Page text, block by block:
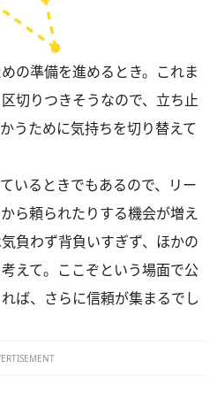
の準備を進めるとき。これま
切りつきそうなので、立ち止
うために気持ちを切り替えて
いるときでもあるので、リー
ら頼られたりする機会が増え
負わず背負いすぎず、ほかの
えて。ここぞという場面で公
ば、さらに信頼が集まるでし